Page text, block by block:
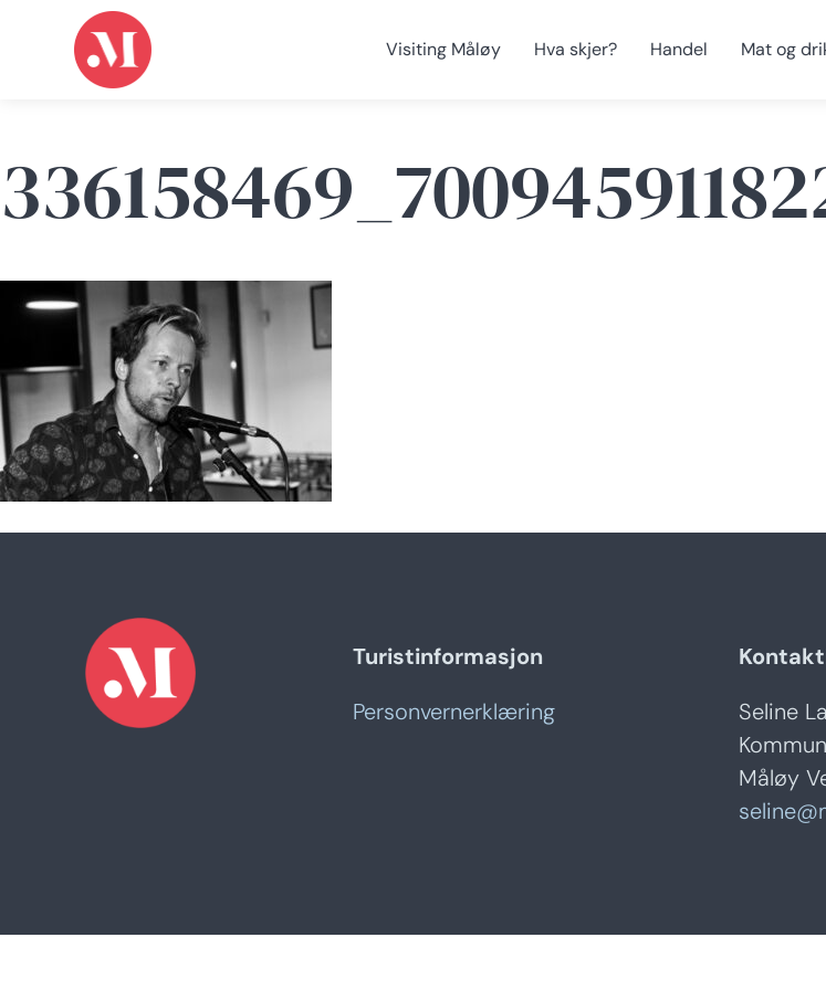
Visiting Måløy Hva skjer? Handel Mat og
Turistinformasjon
Personvernerklæring
Seline
Måløy